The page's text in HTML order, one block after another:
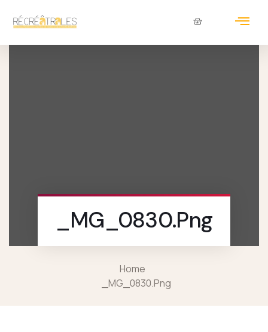
_MG_0830.png
Home
_MG_0830.png